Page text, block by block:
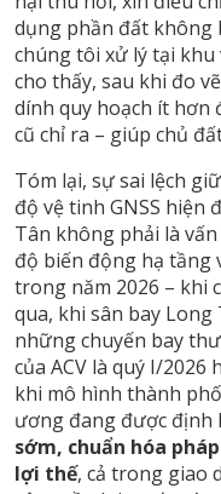
dụng phần đất
chúng tôi xử lý tại
cho thấy, sau khi đo
dính quy hoạch ít hơn
cũ chỉ ra – giúp chủ
Tóm lại, sự sai lệch
độ vệ tinh GNSS hiện
Tân không phải là
độ biến động hạ tầng
trong năm 2026 – khi
qua, khi sân bay
những chuyến bay
của ACV là quý I/
khi mô hình thành
ương đang được định
sớm, chuẩn hóa
lợi thế, cả trong giao